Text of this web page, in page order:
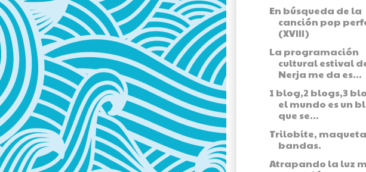
En búsqueda de la
canción pop
(XVIII)
La programación
cultural estival
Nerja me da es...
1 blog,2 blogs,3
el mundo es un
que se...
Trilobite, maqueta
bandas.
Atrapando la luz